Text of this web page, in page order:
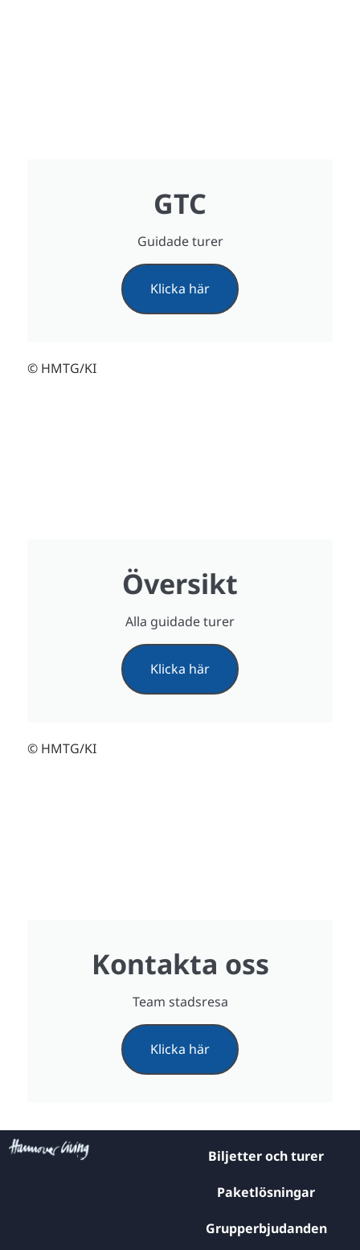
GTC
Guidade turer
Klicka här
© HMTG/KI
Översikt
Alla guidade turer
Klicka här
© HMTG/KI
Kontakta oss
Team stadsresa
Klicka här
Biljetter och turer
Paketlösningar
Grupperbjudanden